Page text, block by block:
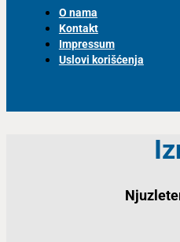
O nama
Kontakt
Impressum
Uslovi korišćenja